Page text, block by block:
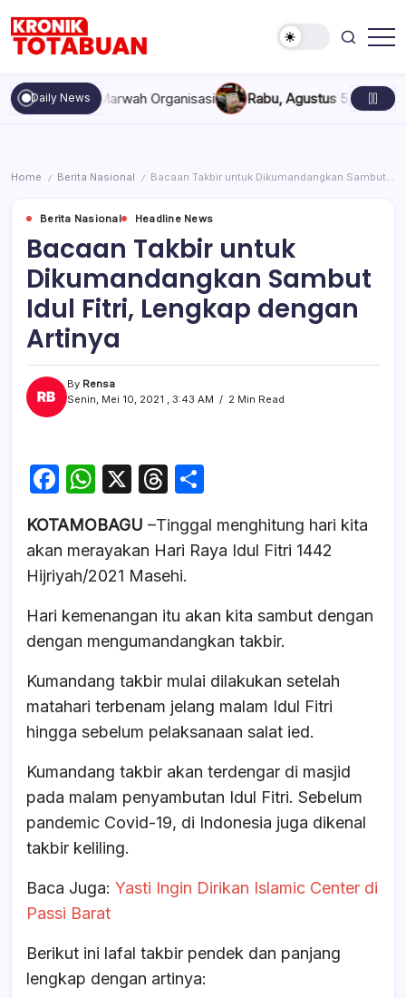
content
Totabuan
hari
ini
Kronik
Daily News
dan Marwah Organisasi Rabu, Agustus 5, 2026 , 11:44
Home / Berita Nasional / Bacaan Takbir untuk Dikumandangkan Sambut Idul Fitri, Lengkap dengan Artinya
Berita Nasional Headline News
Bacaan Takbir untuk
Dikumandangkan Sambut
Idul Fitri, Lengkap dengan
Artinya
By Rensa
Senin, Mei 10, 2021 , 3:43 AM
2 Min Read
F
c
e
b
o
o
k
W
at
s
p
p
X
T
e
a
s
ar
e
KOTAMOBAGU –Tinggal menghitung hari kita
akan merayakan Hari Raya Idul Fitri 1442
Hijriyah/2021 Masehi.
Hari kemenangan itu akan kita sambut dengan
dengan mengumandangkan takbir.
Kumandang takbir mulai dilakukan setelah
matahari terbenam jelang malam Idul Fitri
hingga sebelum pelaksanaan salat ied.
Kumandang takbir akan terdengar di masjid
pada malam penyambutan Idul Fitri. Sebelum
pandemic Covid-19, di Indonesia juga dikenal
takbir keliling.
Baca Juga: Yasti Ingin Dirikan Islamic Center di
Passi Barat
Berikut ini lafal takbir pendek dan panjang
lengkap dengan artinya: